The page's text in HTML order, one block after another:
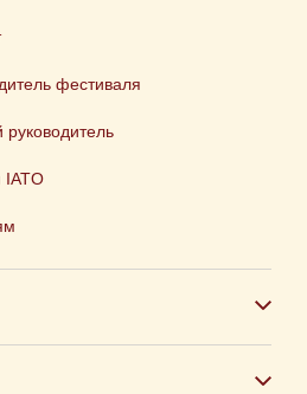
фестиваля
IATO